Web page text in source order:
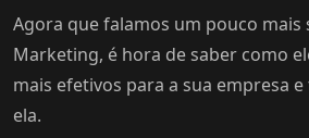
Agora que falamos um pouco
Marketing, é hora de saber como
mais efetivos para a sua empresa
ela.